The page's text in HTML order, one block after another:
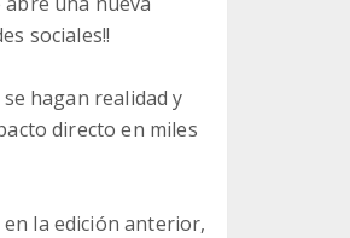
sociales!!
hagan realidad y
directo en miles
la edición anterior,